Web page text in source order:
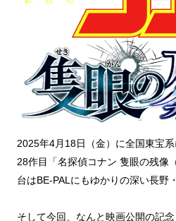
2025年4月18日（金）に全国東宝
28作目「名探偵コナン 隻眼の残像
台はBE-PALにもゆかりの深い長野
そして今回、なんと映画公開の記